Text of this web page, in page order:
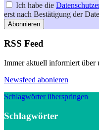
Ich habe die
erst nach Bestätigung der
Abonnieren
RSS Feed
Immer aktuell informiert über
Newsfeed abonieren
Schlagwörter überspringen
Schlagwörter